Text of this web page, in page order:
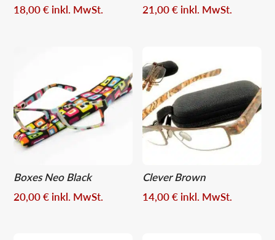
18,00€ inkl. MwSt.
21,00€ inkl. MwSt.
Boxes Neo Black
20,00€ inkl. MwSt.
Clever Brown
14,00€ inkl. MwSt.